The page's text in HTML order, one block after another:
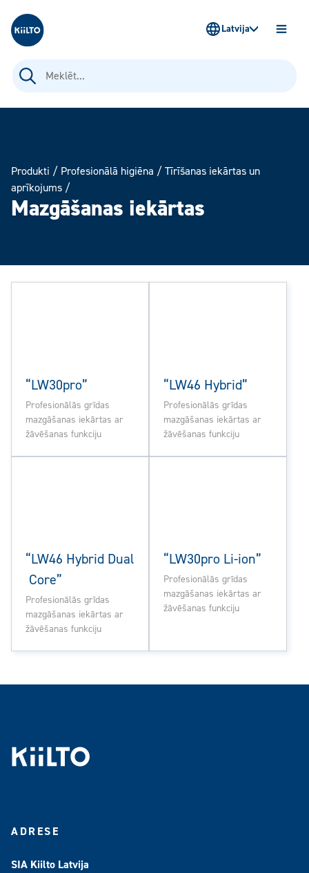
Kiilto Latvija
Meklēt:
Latvija
Produkti / Profesionālā higiēna / Tīrīšanas iekārtas un
aprīkojums /
Mazgāšanas iekārtas
“LW30pro”
Profesionālās grīdas
mazgāšanas iekārtas ar
žāvēšanas funkciju
“LW46 Hybrid”
Profesionālās grīdas
mazgāšanas iekārtas ar
žāvēšanas funkciju
“LW46 Hybrid Dual
Core”
Profesionālās grīdas
mazgāšanas iekārtas ar
žāvēšanas funkciju
“LW30pro Li-ion”
Profesionālās grīdas
mazgāšanas iekārtas ar
žāvēšanas funkciju
ADRESE
SIA Kiilto Latvija